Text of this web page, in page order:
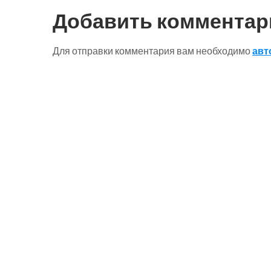
записям
Добавить
Для отправки комментария вам необходимо